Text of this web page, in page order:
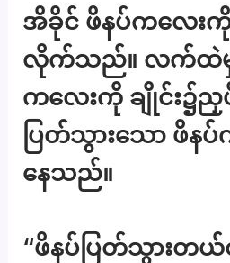
အိခိုင် ဖိနပ်ကလေး
လိုက်သည်။ လက်ထဲ
ကလေးကို ချိုင်း၌ညှ
ပြတ်သွားသော ဖိ
နေသည်။
“ဖိနပ်ပြတ်သွားတ